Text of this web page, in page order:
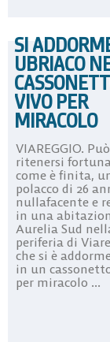
SI
UBRIACO
VIVO PER
MIRACOLO
VIAREGGIO. Può
ritenersi
come è finita,
polacco di 26
nullafacente e
in una
Aurelia Sud
periferia di
che si è
in un
per miracolo ...